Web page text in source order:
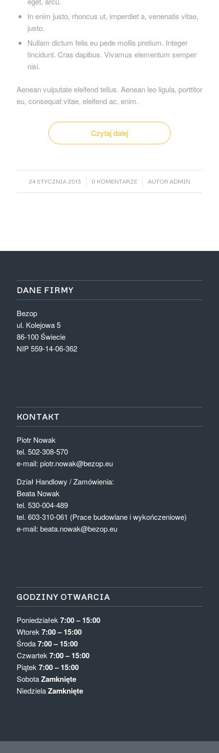
In enim justo, rhoncus ut, imperdiet a, venenatis vitae,
justo.
Nullam dictum felis eu pede mollis pretium. Integer
tincidunt. Cras dapibus. Vivamus elementum semper
nisi.
Aenean vulputate eleifend tellus. Aenean leo ligula, porttitor
eu, consequat vitae, eleifend ac, enim.
Czytaj dalej
24 STYCZNIA 2013
/ 0 KOMENTARZE
/ AUTOR ADMIN
DANE FIRMY
Bezop
ul. Kolejowa 5
86-100 Świecie
NIP 559-14-06-362
KONTAKT
Piotr Nowak
tel. 502-308-570
e-mail: piotr.nowak@bezop.eu
Dział Handlowy / Zamówienia:
Beata Nowak
tel. 530-004-489
tel. 603-310-061 (Prace budowlane i wykończeniowe)
e-mail: beata.nowak@bezop.eu
GODZINY OTWARCIA
Poniedziałek 7:00 – 15:00
Wtorek 7:00 – 15:00
Środa7:00 – 15:00
Czwartek 7:00 – 15:00
Piątek 7:00 – 15:00
SobotaZamknięte
NiedzielaZamknięte